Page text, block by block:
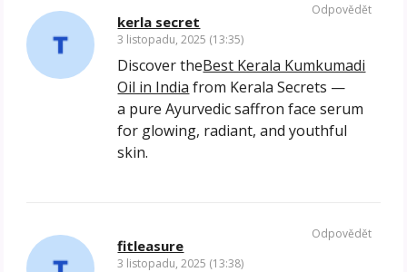
kerla secret
3 listopadu, 2025 (13:35)
Discover theBest Kerala Kumkumadi
Oil in India from Kerala Secrets —
a pure Ayurvedic saffron face serum
for glowing, radiant, and youthful
skin.
Odpovědět
fitleasure
3 listopadu, 2025 (13:38)
Odpovědět